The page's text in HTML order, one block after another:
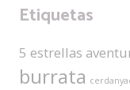
Etiquetas
5 estrellas
burrata